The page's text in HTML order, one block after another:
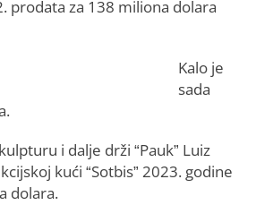
prodata za 138 miliona dolara
Kalo je
sada
i dalje drži “Pauk” Luiz
kući “Sotbis” 2023. godine
dolara.